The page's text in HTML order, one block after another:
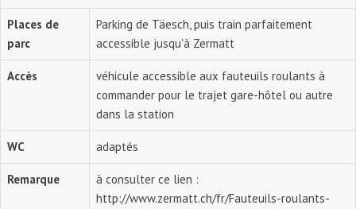
Places de
parc
Parking de Täesch, puis train parfaitement
accessible jusqu'à Zermatt
Accès
véhicule accessible aux fauteuils roulants à
commander pour le trajet gare-hôtel ou autre
dans la station
WC adaptés
Remarque
à consulter ce lien :
http://www.zermatt.ch/fr/Fauteuils-roulants-